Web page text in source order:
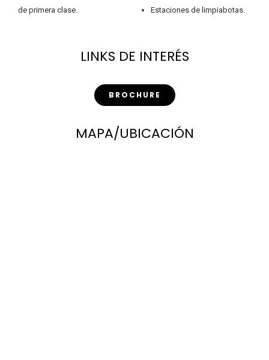
de primera clase.
Estaciones de limpiabotas.
LINKS DE INTERÉS
BROCHURE
MAPA/UBICACIÓN